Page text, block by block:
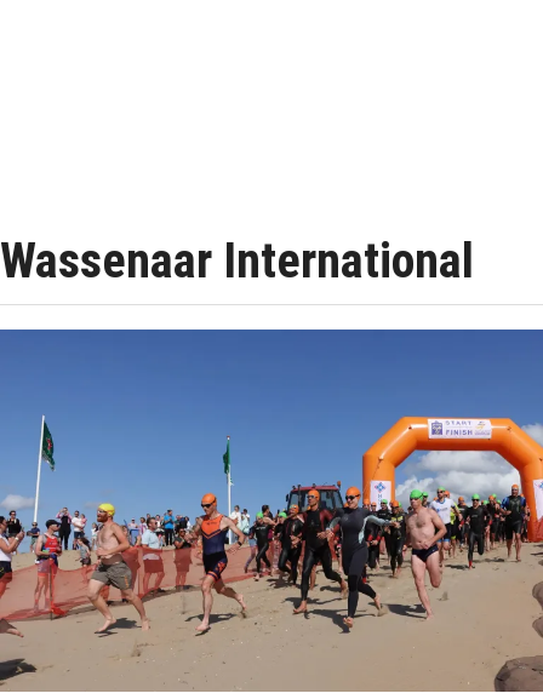
Wassenaar International